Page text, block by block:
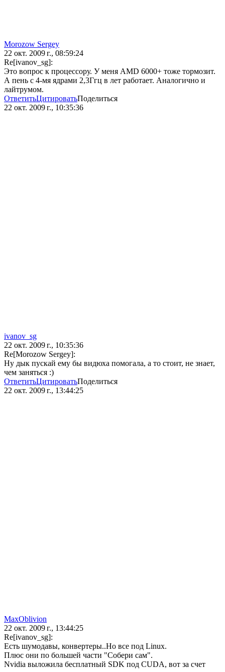
Morozow Sergey
22 окт. 2009 г., 08:59:24
Re[ivanov_sg]:
Это вопрос к процессору. У меня AMD 6000+ тоже тормозит.
А пень с 4-мя ядрами 2,3Ггц в лет работает. Аналогично и
лайтрумом.
ОтветитьЦитироватьПоделиться
22 окт. 2009 г., 10:35:36
ivanov_sg
22 окт. 2009 г., 10:35:36
Re[Morozow Sergey]:
Ну дык пускай ему бы видюха помогала, а то стоит, не знает,
чем заняться :)
ОтветитьЦитироватьПоделиться
22 окт. 2009 г., 13:44:25
MaxOblivion
22 окт. 2009 г., 13:44:25
Re[ivanov_sg]:
Есть шумодавы, конвертеры..Но все под Linux.
Плюс они по большей части "Собери сам".
Nvidia выложила бесплатный SDK под CUDA, вот за счет